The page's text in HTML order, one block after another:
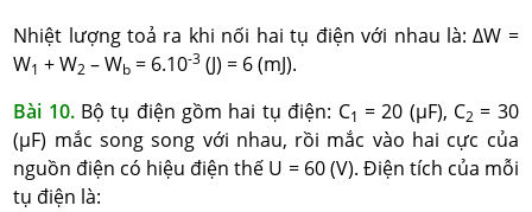
Nhiệt lượng toả ra khi nối hai tụ điện với nhau là: ΔW =
W1 + W2 – Wb = 6.10-3 (J) = 6 (mJ).
Bài 10. Bộ tụ điện gồm hai tụ điện: C1 = 20 (μF), C2 = 30
(μF) mắc song song với nhau, rồi mắc vào hai cực của
nguồn điện có hiệu điện thế U = 60 (V). Điện tích của mỗi
tụ điện là: